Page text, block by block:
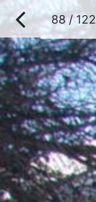
88 / 122